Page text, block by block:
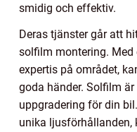
smidig och effektiv.
Deras tjänster går att
solfilm montering. Med
expertis på området,
goda händer. Solfilm
uppgradering för din
unika ljusförhållanden,